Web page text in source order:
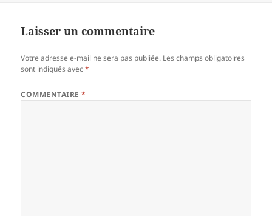
Laisser un commentaire
Votre adresse e-mail ne sera pas publiée. Les champs obligatoires
sont indiqués avec*
COMMENTAIRE*